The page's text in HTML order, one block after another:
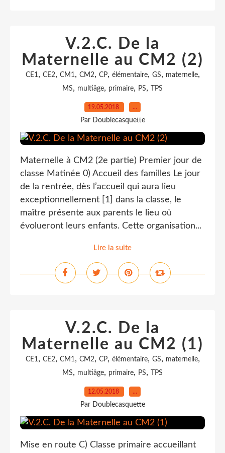
V.2.C. De la
Maternelle au CM2 (2)
CE1, CE2, CM1, CM2, CP, élémentaire, GS, maternelle,
MS, multiâge, primaire, PS, TPS
19.05.2018 …
Par Doublecasquette
Maternelle à CM2 (2e partie) Premier jour de
classe Matinée 0) Accueil des familles Le jour
de la rentrée, dès l’accueil qui aura lieu
exceptionnellement [1] dans la classe, le
maître présente aux parents le lieu où
évolueront leurs enfants. Cette organisation...
Lire la suite
V.2.C. De la
Maternelle au CM2 (1)
CE1, CE2, CM1, CM2, CP, élémentaire, GS, maternelle,
MS, multiâge, primaire, PS, TPS
12.05.2018 …
Par Doublecasquette
Mise en route C) Classe primaire accueillant